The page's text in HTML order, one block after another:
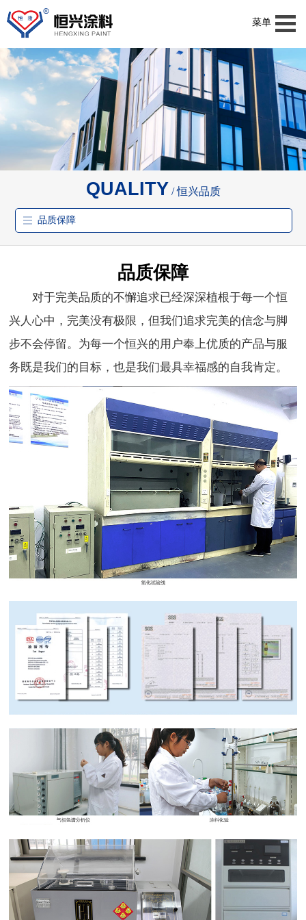
菜单
QUALITY 恒兴品质
品质保障
品质保障
对于完美品质的不懈追求已经深深植根于每一个恒
兴人心中，完美没有极限，但我们追求完美的信念与脚
步不会停留。为每一个恒兴的用户奉上优质的产品与服
务既是我们的目标，也是我们最具幸福感的自我肯定。